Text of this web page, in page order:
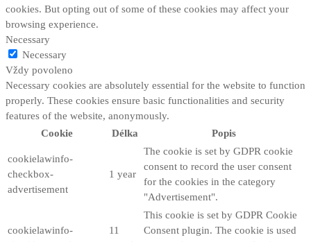
cookies. But opting out of some of these cookies may affect your
browsing experience.
Necessary
Necessary
Vždy povoleno
Necessary cookies are absolutely essential for the website to function
properly. These cookies ensure basic functionalities and security
features of the website, anonymously.
Cookie
Délka Popis
cookielawinfo-
checkbox-
advertisement
1 year
The cookie is set by GDPR cookie
consent to record the user consent
for the cookies in the category
"Advertisement".
cookielawinfo-
11
This cookie is set by GDPR Cookie
Consent plugin. The cookie is used